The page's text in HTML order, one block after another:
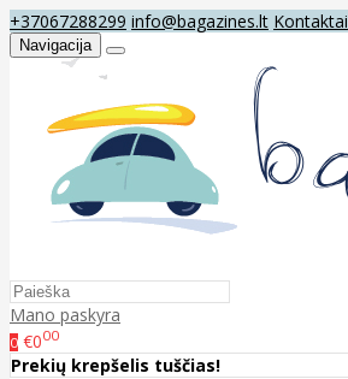
+37067288299 info@bagazines.lt Kontaktai
Navigacija
Mano paskyra
0 €000
Prekių krepšelis tuščias!